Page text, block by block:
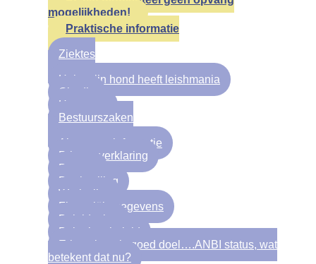
mogelijkheden!
Praktische informatie
Ziektes
Help mijn hond heeft leishmania
Giardia
Hartworm
Bestuurszaken
Algemene informatie
Privacy verklaring
Bestuur
Doelstelling
Werkwijze
Financiële gegevens
Beleidsplan
Beloningsbeleid
Erkenning als goed doel….ANBI status, wat
betekent dat nu?